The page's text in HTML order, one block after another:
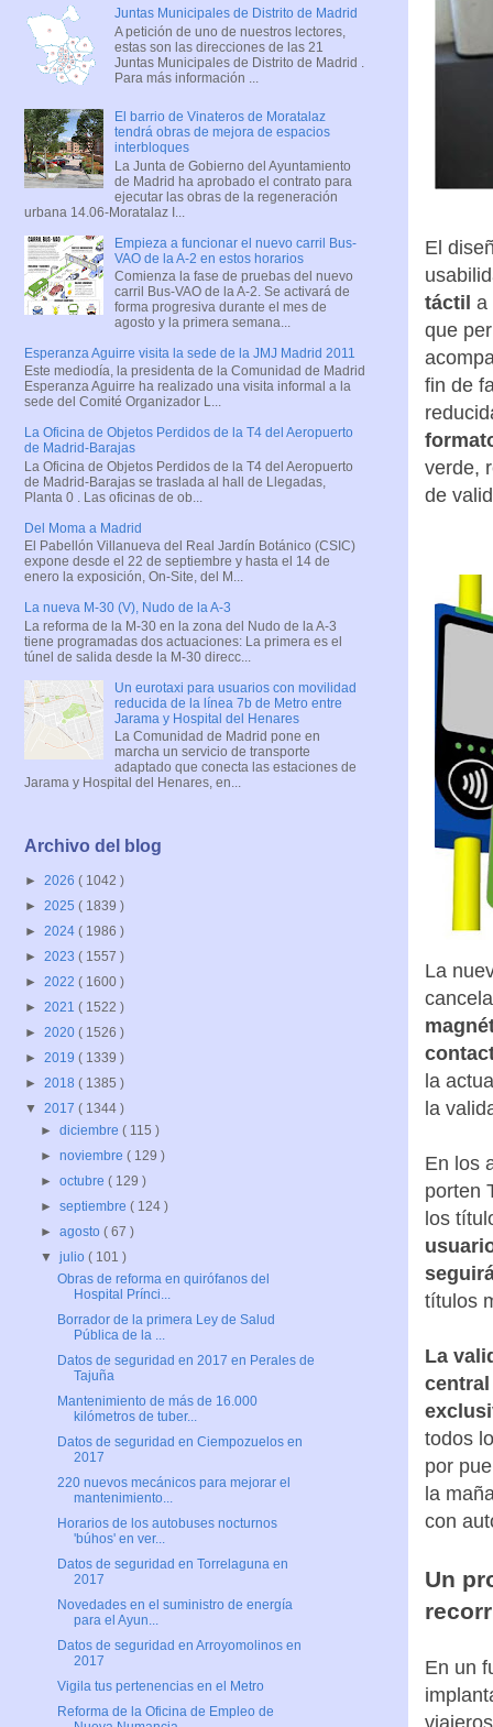
El
táctil a
que
fin de
verde,
de
La
la
la
En los
porten
los
títulos
La
todos
por
la
con
Un
En un
Juntas Municipales de Distrito de Madrid
A petición de uno de nuestros lectores,
estas son las direcciones de las 21
Juntas Municipales de Distrito de Madrid .
Para más información ...
El barrio de Vinateros de Moratalaz
tendrá obras de mejora de espacios
interbloques
La Junta de Gobierno del Ayuntamiento
de Madrid ha aprobado el contrato para
ejecutar las obras de la regeneración
urbana 14.06-Moratalaz I...
Empieza a funcionar el nuevo carril Bus-
VAO de la A-2 en estos horarios
Comienza la fase de pruebas del nuevo
carril Bus-VAO de la A-2. Se activará de
forma progresiva durante el mes de
agosto y la primera semana...
Esperanza Aguirre visita la sede de la JMJ Madrid 2011
Este mediodía, la presidenta de la Comunidad de Madrid
Esperanza Aguirre ha realizado una visita informal a la
sede del Comité Organizador L...
La Oficina de Objetos Perdidos de la T4 del Aeropuerto
de Madrid-Barajas
La Oficina de Objetos Perdidos de la T4 del Aeropuerto
de Madrid-Barajas se traslada al hall de Llegadas,
Planta 0 . Las oficinas de ob...
Del Moma a Madrid
El Pabellón Villanueva del Real Jardín Botánico (CSIC)
expone desde el 22 de septiembre y hasta el 14 de
enero la exposición, On-Site, del M...
La nueva M-30 (V), Nudo de la A-3
La reforma de la M-30 en la zona del Nudo de la A-3
tiene programadas dos actuaciones: La primera es el
túnel de salida desde la M-30 direcc...
Un eurotaxi para usuarios con movilidad
reducida de la línea 7b de Metro entre
Jarama y Hospital del Henares
La Comunidad de Madrid pone en
marcha un servicio de transporte
adaptado que conecta las estaciones de
Jarama y Hospital del Henares, en...
Archivo del blog
► 2026 ( 1042 )
► 2025 ( 1839 )
► 2024 ( 1986 )
► 2023 ( 1557 )
► 2022 ( 1600 )
► 2021 ( 1522 )
► 2020 ( 1526 )
► 2019 ( 1339 )
► 2018 ( 1385 )
▼ 2017 ( 1344 )
►diciembre( 115 )
►noviembre( 129 )
►octubre( 129 )
►septiembre( 124 )
►agosto( 67 )
▼julio( 101 )
Obras de reforma en quirófanos del
Hospital Prínci...
Borrador de la primera Ley de Salud
Pública de la ...
Datos de seguridad en 2017 en Perales de
Tajuña
Mantenimiento de más de 16.000
kilómetros de tuber...
Datos de seguridad en Ciempozuelos en
2017
220 nuevos mecánicos para mejorar el
mantenimiento...
Horarios de los autobuses nocturnos
'búhos' en ver...
Datos de seguridad en Torrelaguna en
2017
Novedades en el suministro de energía
para el Ayun...
Datos de seguridad en Arroyomolinos en
2017
Vigila tus pertenencias en el Metro
Reforma de la Oficina de Empleo de